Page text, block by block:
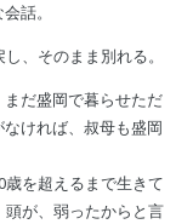
話。
、そのまま別れる。
だ盛岡で暮らせただ
ければ、叔母も盛岡
を超えるまで生きて
が、弱ったからと言